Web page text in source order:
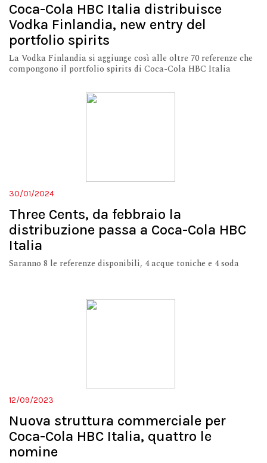
Coca-Cola HBC Italia distribuisce
Vodka Finlandia, new entry del
portfolio spirits
La Vodka Finlandia si aggiunge così alle oltre 70 referenze che
compongono il portfolio spirits di Coca-Cola HBC Italia
30/01/2024
Three Cents, da febbraio la
distribuzione passa a Coca-Cola HBC
Italia
Saranno 8 le referenze disponibili, 4 acque toniche e 4 soda
12/09/2023
Nuova struttura commerciale per
Coca-Cola HBC Italia, quattro le
nomine